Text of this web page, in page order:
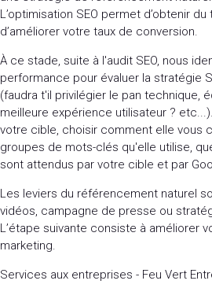
L’optimisation SEO permet d’obtenir
d’améliorer votre taux de conversion.
À ce stade, suite à l'audit SEO, nous
performance pour évaluer la stratégie
(faudra t'il privilégier le pan technique,
meilleure expérience utilisateur ?
votre cible, choisir comment elle vous
groupes de mots-clés qu'elle utilise,
sont attendus par votre cible et par
Les leviers du référencement naturel
vidéos, campagne de presse ou
L’étape suivante consiste à améliorer
marketing.
Services aux entreprises - Feu Vert